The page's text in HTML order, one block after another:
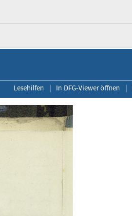
Lesehilfen In DFG-Viewer öffnen